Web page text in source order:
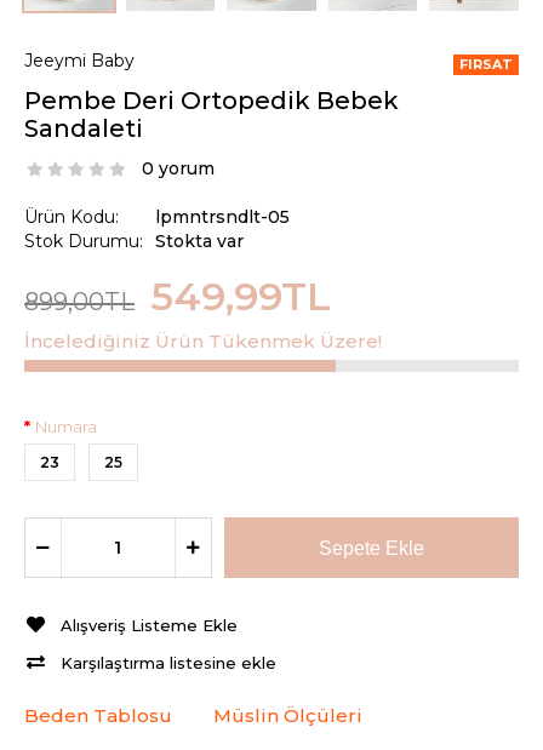
Jeeymi Baby FIRSAT
Pembe Deri Ortopedik Bebek
Sandaleti
0 yorum
Ürün Kodu:
Stok Durumu:
lpmntrsndlt-05
Stokta var
899,00TL 549,99TL
İncelediğiniz Ürün Tükenmek Üzere!
Numara
23 25
Alışveriş Listeme Ekle
Karşılaştırma listesine ekle
Beden Tablosu Müslin Ölçüleri